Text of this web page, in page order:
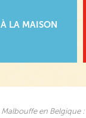
À LA MAISON
Malbouffe en Belgique